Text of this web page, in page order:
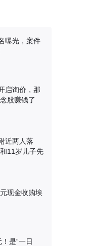
曝光，案件
启询价，那
股赚钱了
近两人落
11岁儿子先
现金收购埃
是“一日